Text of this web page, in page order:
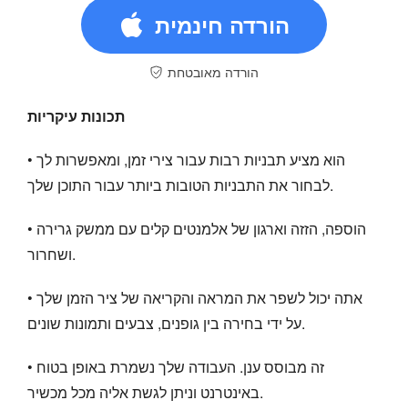
הורדה חינמית
הורדה מאובטחת
תכונות עיקריות
• הוא מציע תבניות רבות עבור צירי זמן, ומאפשרות לך
לבחור את התבניות הטובות ביותר עבור התוכן שלך.
• הוספה, הזזה וארגון של אלמנטים קלים עם ממשק גרירה
ושחרור.
• אתה יכול לשפר את המראה והקריאה של ציר הזמן שלך
על ידי בחירה בין גופנים, צבעים ותמונות שונים.
• זה מבוסס ענן. העבודה שלך נשמרת באופן בטוח
באינטרנט וניתן לגשת אליה מכל מכשיר.